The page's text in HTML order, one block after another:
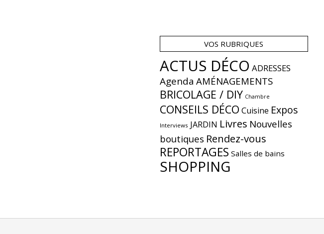
VOS RUBRIQUES
ACTUS DÉCO ADRESSES
Agenda AMÉNAGEMENTS
BRICOLAGE / DIY Chambre
CONSEILS DÉCO Cuisine Expos
Interviews JARDIN Livres Nouvelles
boutiques Rendez-vous
REPORTAGES Salles de bains
SHOPPING